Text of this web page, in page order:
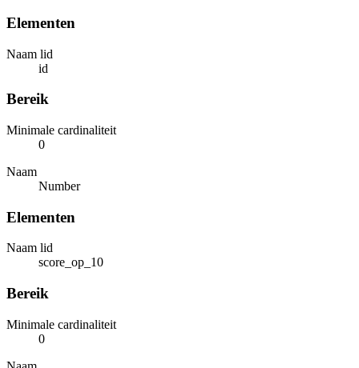
Elementen
Naam lid
id
Bereik
Minimale cardinaliteit
0
Naam
Number
Elementen
Naam lid
score_op_10
Bereik
Minimale cardinaliteit
0